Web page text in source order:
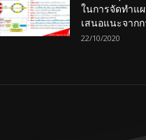
ในการจัดทำแ
เสนอแนะจาก
22/10/2020